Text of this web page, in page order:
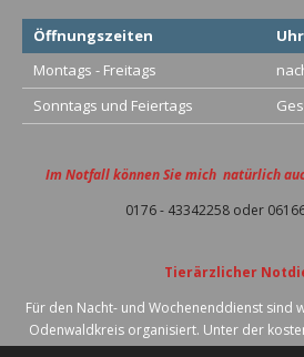
Öffnungszeiten
Montags - Freitags
Sonntags und Feiertags
Im Notfall können Sie mich natürlich
0176 - 43342258 oder
Tierärzlicher
Für den Nacht- und Wochenenddienst sind
Odenwaldkreis organisiert. Unter der
700 700 8(2,49€/